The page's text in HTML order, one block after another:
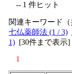
-- 1 件ヒット
関連キーワード
七仏薬師法 (1 / 3)
1) [30件まで表示]
1